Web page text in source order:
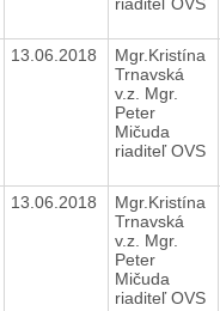
13.06.2018
Mgr.Kristína
Trnavská
v.z. Mgr.
Peter
Mičuda
riaditeľ OVS
13.06.2018
Mgr.Kristína
Trnavská
v.z. Mgr.
Peter
Mičuda
riaditeľ OVS